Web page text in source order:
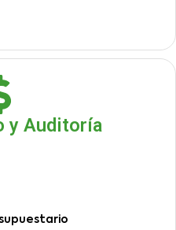
y Auditoría